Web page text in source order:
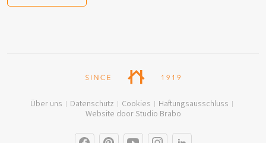
Über uns Datenschutz Cookies
Haftungsausschluss
Website door Studio Brabo